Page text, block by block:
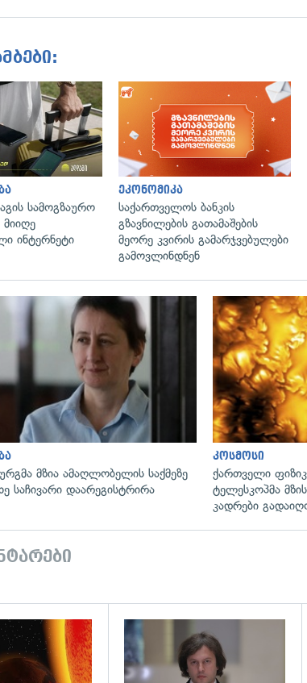
სამოგზაურო
ინტერნეტი
ეკონომიკა
საქართველოს ბანკის
გზავნილების გათამაშების
მეორე კვირის გამარჯვებულები
გამოვლინდნენ
გადახედვა
მზია ამაღლობელის საქმეზე
საჩივარი დაარეგისტრირა
კოსმოსი
ქართველი
ტელესკოპმა
კადრები
გადახედვა